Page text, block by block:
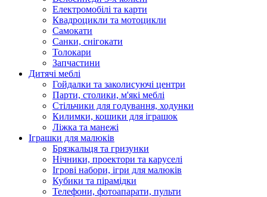
Електромобілі та карти
Квадроцикли та мотоцикли
Самокати
Санки, снігокати
Толокари
Запчастини
Дитячі меблі
Гойдалки та заколисуючі центри
Парти, столики, м'які меблі
Стільчики для годування, ходунки
Килимки, кошики для іграшок
Ліжка та манежі
Іграшки для малюків
Брязкальця та гризунки
Нічники, проектори та каруселі
Ігрові набори, ігри для малюків
Кубики та пірамідки
Телефони, фотоапарати, пульти